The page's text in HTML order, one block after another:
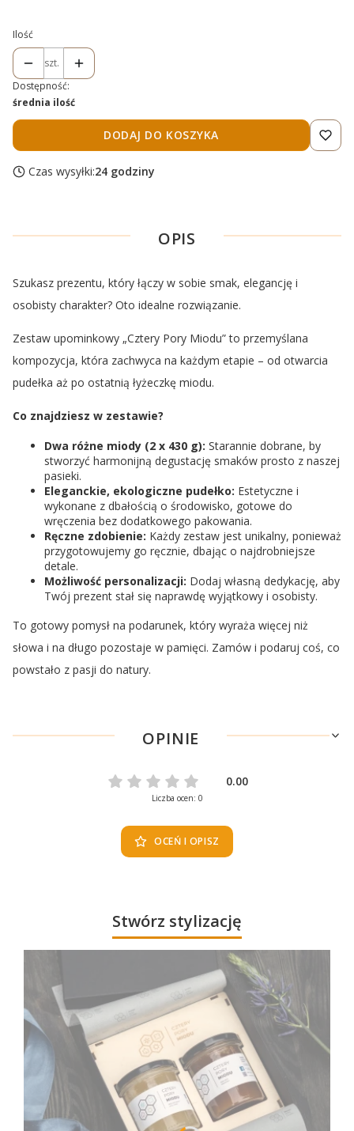
Ilość
szt.
Dostępność:
średnia ilość
DODAJ DO KOSZYKA
Czas wysyłki:24 godziny
OPIS
Szukasz prezentu, który łączy w sobie smak, elegancję i
osobisty charakter? Oto idealne rozwiązanie.
Zestaw upominkowy „Cztery Pory Miodu” to przemyślana
kompozycja, która zachwyca na każdym etapie – od otwarcia
pudełka aż po ostatnią łyżeczkę miodu.
Co znajdziesz w zestawie?
Dwa różne miody (2 x 430 g): Starannie dobrane, by
stworzyć harmonijną degustację smaków prosto z naszej
pasieki.
Eleganckie, ekologiczne pudełko: Estetyczne i
wykonane z dbałością o środowisko, gotowe do
wręczenia bez dodatkowego pakowania.
Ręczne zdobienie: Każdy zestaw jest unikalny, ponieważ
przygotowujemy go ręcznie, dbając o najdrobniejsze
detale.
Możliwość personalizacji: Dodaj własną dedykację, aby
Twój prezent stał się naprawdę wyjątkowy i osobisty.
To gotowy pomysł na podarunek, który wyraża więcej niż
słowa i na długo pozostaje w pamięci. Zamów i podaruj coś, co
powstało z pasji do natury.
OPINIE
0.00
Liczba ocen: 0
OCEŃ I OPISZ
Stwórz stylizację